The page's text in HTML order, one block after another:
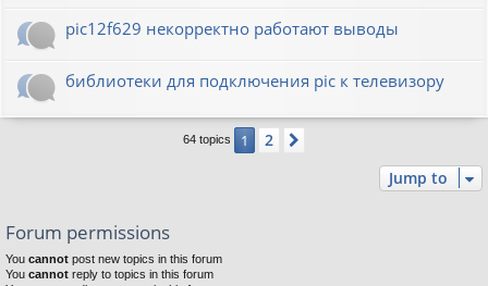
pic12f629 некорректно работают выводы
библиотеки для подключения pic к телевизору
64 topics 1 2
Jump to
Forum permissions
You cannot post new topics in this forum
You cannot reply to topics in this forum